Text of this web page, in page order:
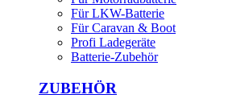
Für LKW-Batterie
Für Caravan & Boot
Profi Ladegeräte
Batterie-Zubehör
ZUBEHÖR